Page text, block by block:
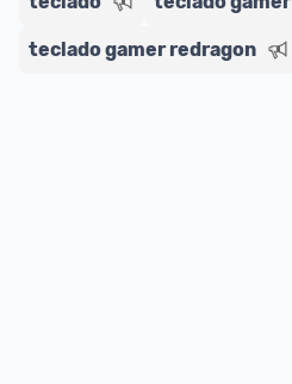
teclado gamer redragon